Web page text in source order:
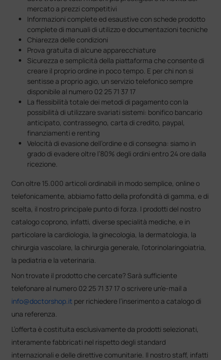
mercato a prezzi competitivi
Informazioni complete ed esaustive con schede prodotto
complete di manuali di utilizzo e documentazioni tecniche
Chiarezza delle condizioni
Prova gratuita di alcune apparecchiature
Sicurezza e semplicità della piattaforma che consente di
creare il proprio ordine in poco tempo. E per chi non si
sentisse a proprio agio, un servizio telefonico sempre
disponibile al numero 02 25 71 37 17
La flessibilità totale dei metodi di pagamento con la
possibilità di utilizzare svariati sistemi: bonifico bancario
anticipato, contrassegno, carta di credito, paypal,
finanziamenti e renting
Velocità di evasione dell’ordine e di consegna: siamo in
grado di evadere oltre l’80% degli ordini entro 24 ore dalla
ricezione.
Con oltre 15.000 articoli ordinabili in modo semplice, online o
telefonicamente, abbiamo fatto della profondità di gamma, e di
scelta, il nostro principale punto di forza. I prodotti del nostro
catalogo coprono, infatti, diverse specialità mediche, e in
particolare la cardiologia, la ginecologia, la dermatologia, la
chirurgia vascolare, la chirurgia generale, l'otorinolaringoiatria,
la pediatria e la veterinaria.
Non trovate il prodotto che cercate? Sarà sufficiente
telefonare al numero 02 25 71 37 17 o scrivere un’e-mail a
info@doctorshop.it per richiedere l’inserimento a catalogo di
una referenza.
L’offerta è costituita esclusivamente da prodotti selezionati,
interamente fabbricati nel rispetto degli standard
internazionali e delle direttive comunitarie. Il nostro staff, infatti